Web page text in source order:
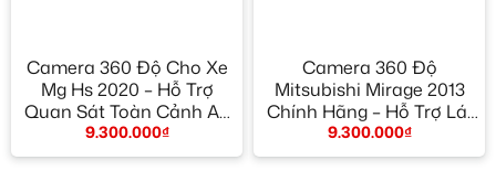
Camera 360 Độ Cho Xe
Mg Hs 2020 – Hỗ Trợ
Quan Sát Toàn Cảnh An
Toàn
9.300.000₫
Camera 360 Độ
Mitsubishi Mirage 2013
Chính Hãng – Hỗ Trợ Lái
Xe An Toàn
9.300.000₫